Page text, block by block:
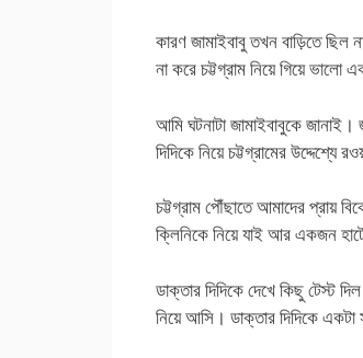
কারণ জামাইবাবু তখন বাড়িতে ছিল
না করে চট্টগ্রাম নিয়ে গিয়ে ভালো
আমি ঘটনাটা জামাইবাবুকে
দিদিকে নিয়ে চট্টগ্রামের উদ্দেশ্যে
চট্টগ্রাম পৌঁছাতে আমাদের প্রায়
ক্লিনিকে নিয়ে যাই আর একজন
ডাক্তার দিদিকে দেখে কিছু
নিয়ে আসি। ডাক্তার দিদিকে একটা